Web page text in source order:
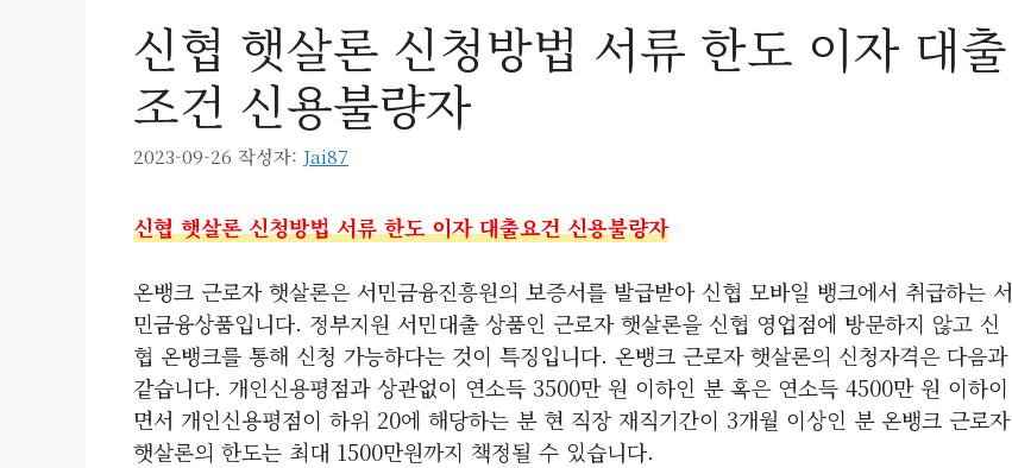
신협 햇살론 신청방법 서류 한도 이자 대출
조건 신용불량자
2023-09-26 작성자: Jai87
신협 햇살론 신청방법 서류 한도 이자 대출요건 신용불량자
온뱅크 근로자 햇살론은 서민금융진흥원의 보증서를 발급받아 신협 모바일 뱅크에서 취급하는 서
민금융상품입니다. 정부지원 서민대출 상품인 근로자 햇살론을 신협 영업점에 방문하지 않고 신
협 온뱅크를 통해 신청 가능하다는 것이 특징입니다. 온뱅크 근로자 햇살론의 신청자격은 다음과
같습니다. 개인신용평점과 상관없이 연소득 3500만 원 이하인 분 혹은 연소득 4500만 원 이하이
면서 개인신용평점이 하위 20에 해당하는 분 현 직장 재직기간이 3개월 이상인 분 온뱅크 근로자
햇살론의 한도는 최대 1500만원까지 책정될 수 있습니다.